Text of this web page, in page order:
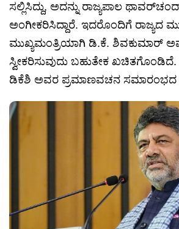
ಸಲ್ಲಿಸಿದ್ದು, ಅದನ್ನು ರಾಜ್ಯಪಾಲ
ಅಂಗೀಕರಿಸಿದ್ದಾರೆ. ಇದರೊಂದಿಗೆ ರಾಜ್ಯದ
ಮುಖ್ಯಮಂತ್ರಿಯಾಗಿ ಡಿ.ಕೆ. ಶಿವಕುಮಾರ್
ಸ್ವೀಕರಿಸುವುದು ಬಹುತೇಕ ಖಚಿತಗೊಂಡಿದೆ.
ಡಿಕೆಶಿ ಅವರ ಪ್ರಮಾಣವಚನ ಸಮಾರಂಭದ